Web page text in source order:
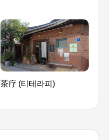
茶疗 (티테라피)
워